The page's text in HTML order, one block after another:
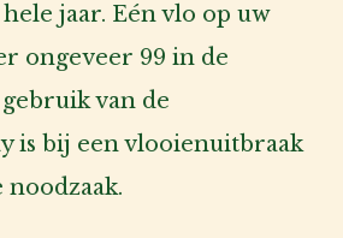
jaar. Eén vlo op uw
ongeveer 99 in de
van de
is bij een vlooienuitbraak